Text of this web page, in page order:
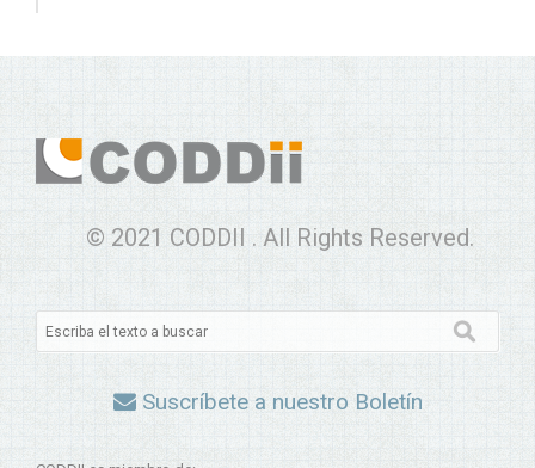
© 2021 CODDII . All Rights Reserved.
Suscríbete a nuestro Boletín